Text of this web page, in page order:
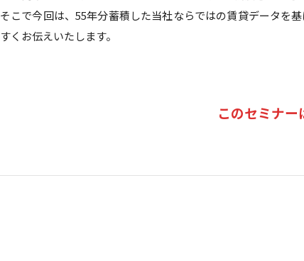
そこで今回は、55年分蓄積した当社ならではの賃貸データを
すくお伝えいたします。
このセミナー